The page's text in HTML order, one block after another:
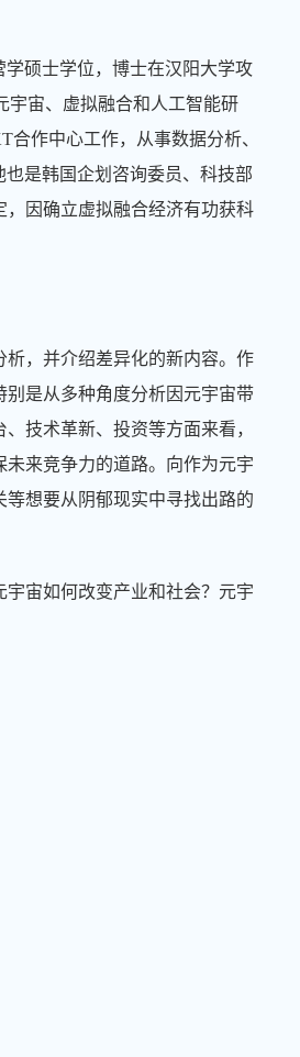
硕士学位，博士在汉阳大学攻
宇宙、虚拟融合和人工智能研
作中心工作，从事数据分析、
是韩国企划咨询委员、科技部
因确立虚拟融合经济有功获科
析，并介绍差异化的新内容。作
是从多种角度分析因元宇宙带
技术革新、投资等方面来看，
来竞争力的道路。向作为元宇
想要从阴郁现实中寻找出路的
宙如何改变产业和社会？元宇